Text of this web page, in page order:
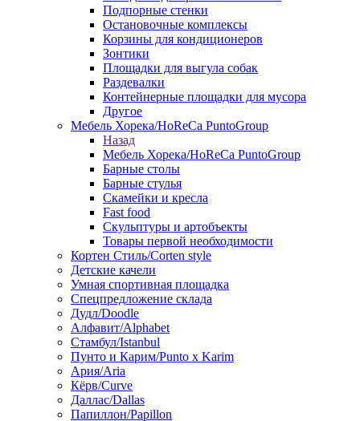
Подпорные стенки
Остановочные комплексы
Корзины для кондиционеров
Зонтики
Площадки для выгула собак
Раздевалки
Контейнерные площадки для мусора
Другое
Мебель Хорека/HoReCa PuntoGroup
Назад
Мебель Хорека/HoReCa PuntoGroup
Барные столы
Барные стулья
Скамейки и кресла
Fast food
Скульптуры и артобъекты
Товары первой необходимости
Кортен Стиль/Corten style
Детские качели
Умная спортивная площадка
Спецпредложение склада
Дудл/Doodle
Алфавит/Alphabet
Стамбул/Istanbul
Пунто и Карим/Punto x Karim
Ария/Aria
Кёрв/Curve
Даллас/Dallas
Папиллон/Papillon